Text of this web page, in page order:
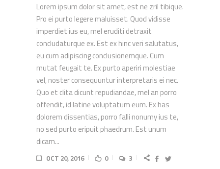
Lorem ipsum dolor sit amet, est ne zril tibique.
Pro ei purto legere maluisset. Quod vidisse
imperdiet ius eu, mel eruditi detraxit
concludaturque ex. Est ex hinc veri salutatus,
eu cum adipiscing conclusionemque. Cum
mutat feugait te. Ex purto aperiri molestiae
vel, noster consequuntur interpretaris ei nec.
Quo et clita dicunt repudiandae, mel an porro
offendit, id latine voluptatum eum. Ex has
dolorem dissentias, porro falli nonumy ius te,
no sed purto eripuit phaedrum. Est unum
dicam...
OCT 20, 2016 0 3